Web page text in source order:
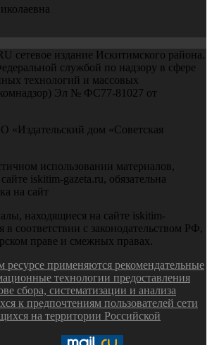
сетевое издание Искитимского района.
службой по надзору в сфере
технологий и массовых
Эл № ФС77-81027 от
«Издательский дом «Советская
использовании материалов,
iskitim-gazeta.ru, обязательна
на сайт
находящиеся на сайте iskitim-
в соответствии с законодательством РФ,
праве и смежных правах.
применяются рекомендательные
технологии предоставления
сбора, систематизации и анализа
к предпочтениям пользователей сети
на территории Российской